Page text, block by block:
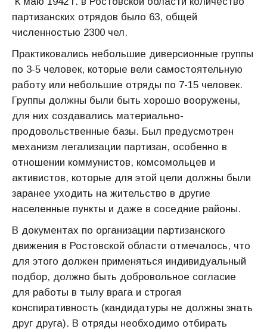
партизанских отрядов было 63, общей
численностью 2300 чел.
Практиковались небольшие диверсионные группы
по 3-5 человек, которые вели самостоятельную
работу или небольшие отряды по 7-15 человек.
Группы должны были быть хорошо вооружены,
для них создавались материально-
продовольственные базы. Был предусмотрен
механизм легализации партизан, особенно в
отношении коммунистов, комсомольцев и
активистов, которые для этой цели должны были
заранее уходить на жительство в другие
населенные пункты и даже в соседние районы.
В документах по организации партизанского
движения в Ростовской области отмечалось, что
для этого должен применяться индивидуальный
подбор, должно быть добровольное согласие
для работы в тылу врага и строгая
конспиративность (кандидатуры не должны знать
друг друга). В отряды необходимо отбирать